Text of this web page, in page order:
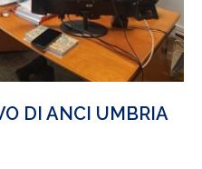
DI ANCI UMBRIA